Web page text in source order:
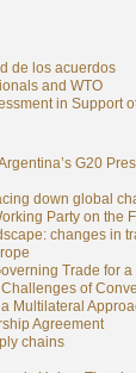
de los acuerdos
and WTO
in Support
G20
down global
Party on the
changes in
Trade for
of
Multilateral
Agreement
chains